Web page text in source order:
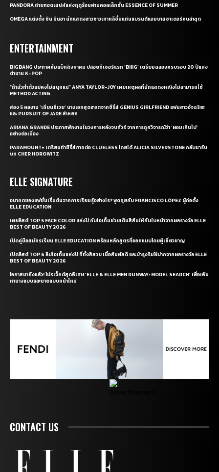
PANDORA ถ่ายทอดเสน่ห์แห่งฤดูร้อนผ่านคอลเล็กชั่น ESSENCE OF SUMMER
OMEGA แต่งตั้ง ชิน มินอา นักแสดงสาวชาวเกาหลีขึ้นแท่นแบรนด์แอมบาสซาเดอร์คนล่าสุด
ENTERTAINMENT
BIGBANG ประกาศคัมแบ็กสิงหาคม ปล่อยทีเซอร์แรก ‘BIIIG’ เตรียมฉลองครบรอบ 20 ปีแห่ง
ตำนาน K-POP
“ถ้ามัวทำตัวแย่คงไม่สนุกแน่” ANYA TAYLOR-JOY เผยเหตุผลที่นักแสดงหญิงไม่สามารถใช้
METHOD ACTING
ส่อง 5 ผลงาน ‘เถียนซีเวย’ นางเอกสุดฮอตจากซีรี่ส์ GENIUS GIRLFRIEND แฟนสาวอัจฉริยะ
และ PURSUIT OF JADE ล่าหยก
ARIANA GRANDE ประกาศพักงานในวงการหลังจบทัวร์ จากการถูกวิจารณ์ว่า ‘ผอมเกินไป’
อย่างต่อเนื่อง
PARAMOUNT+ เตรียมทำซีรี่ส์ภาคต่อ CLUELESS โดยได้ ALICIA SILVERSTONE กลับมารับ
บท CHER HOROWITZ
ELLE SIGNATURE
อนาคตของแฟชั่นเริ่มต้นจากการเรียนรู้อย่างไร? พูดคุยกับ FRANCISCO LÓPEZ ผู้ก่อตั้ง
ELLE EDUCATION
เผยลิสต์ TOP 5 FACE COLOR แห่งปี กับไอเท็มช่วยเติมสีสันให้กับใบหน้าจากผลรางวัล ELLE
BEST OF BEAUTY 2026
เปิดคู่มือสมัครเรียน ELLE EDUCATION พร้อมหลักสูตรที่ออกแบบโดยผู้เชี่ยวชาญ
เปิดลิสต์ TOP 6 ลิปไอเท็มแห่งปี ที่ทั้งสีสวย เนื้อสัมผัสดี และบำรุงริมฝีปากจากผลรางวัล ELLE
BEST OF BEAUTY 2026
โอกาสมาถึงแล้ว! โปรเจ็กต์สุดพิเศษ ‘ELLE & ELLE MEN RUNWAY: MODEL SEARCH’ เพื่อเฟ้น
หานางแบบและนายแบบหน้าใหม่
CONTACT US